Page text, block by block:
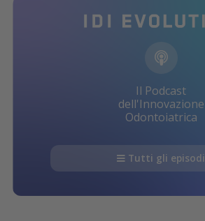
Il Podcast
dell'Innovazione
Odontoiatrica
Tutti gli episodi